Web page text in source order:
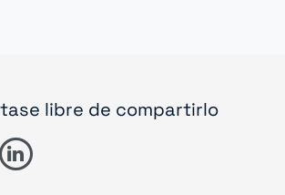
libre de compartirlo